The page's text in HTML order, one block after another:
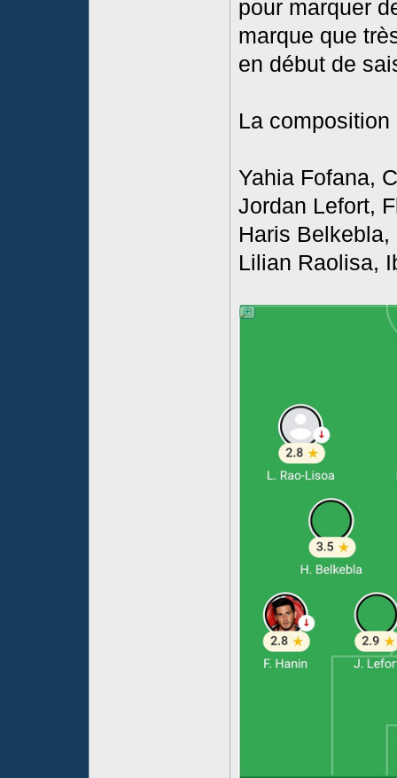
pour marquer
marque que
en début de
La
Yahia Fofana,
Jordan Lefort,
Haris
Lilian Raolisa,